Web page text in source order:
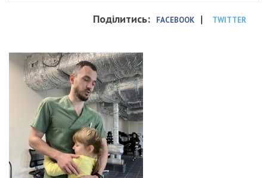
Поділитись: FACEBOOK | TWITTER